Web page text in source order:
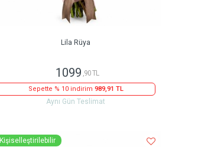
Lila Rüya
1099 ,90 TL
Sepette % 10 indirim 989,91 TL
Aynı Gün Teslimat
Kişiselleştirilebilir